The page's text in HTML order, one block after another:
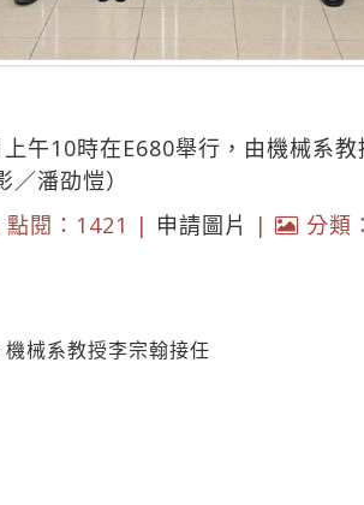
午10時在E680舉行，由機械系
潘劭愷）
點閱：1421 | 申請圖片 | 分類
械系教授李宗翰接任